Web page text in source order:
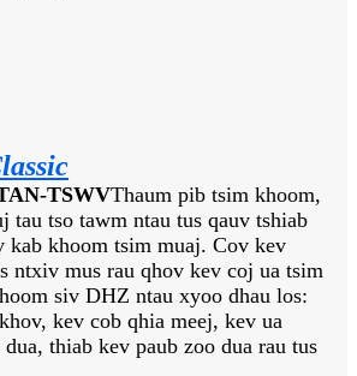
TSWVThaum pib tsim khoom,
tau tso tawm ntau tus qauv tshiab
kab khoom tsim muaj. Cov kev
ntxiv mus rau qhov kev coj ua tsim
siv DHZ ntau xyoo dhau los:
kev cob qhia meej, kev ua
thiab kev paub zoo dua rau tus